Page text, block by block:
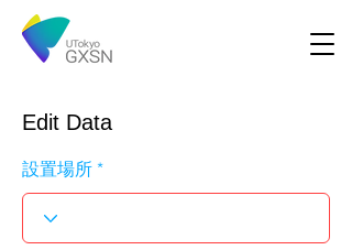
Edit Data
設置場所